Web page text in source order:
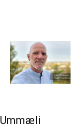
Ummæli